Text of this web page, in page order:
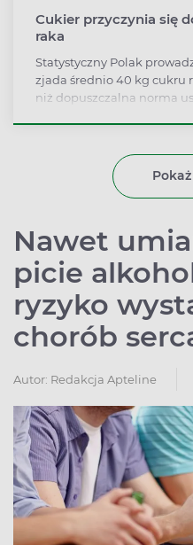
Cukier przyczynia się
raka
Statystyczny Polak
zjada średnio 40 kg cukru
niż dopuszczalna norma
Nawet
picie
ryzyko
chorób
Autor: Redakcja Apteline